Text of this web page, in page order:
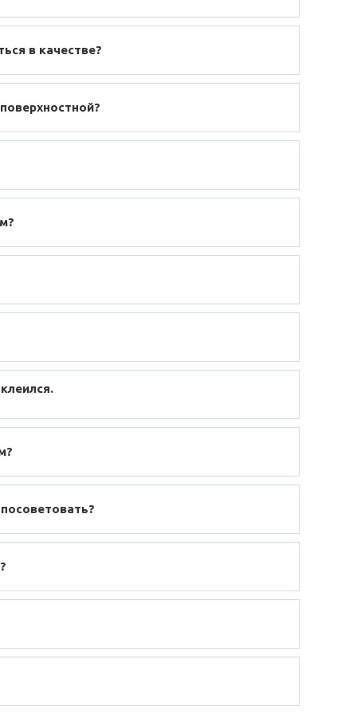
в качестве?